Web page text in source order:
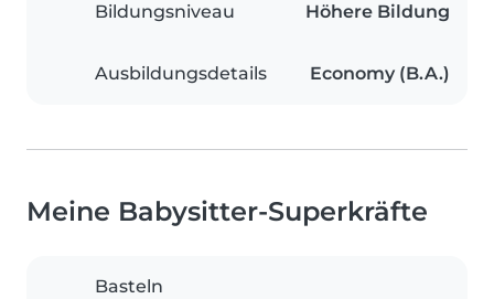
Bildungsniveau Höhere Bildung
Ausbildungsdetails Economy (B.A.)
Meine Babysitter-Superkräfte
Basteln